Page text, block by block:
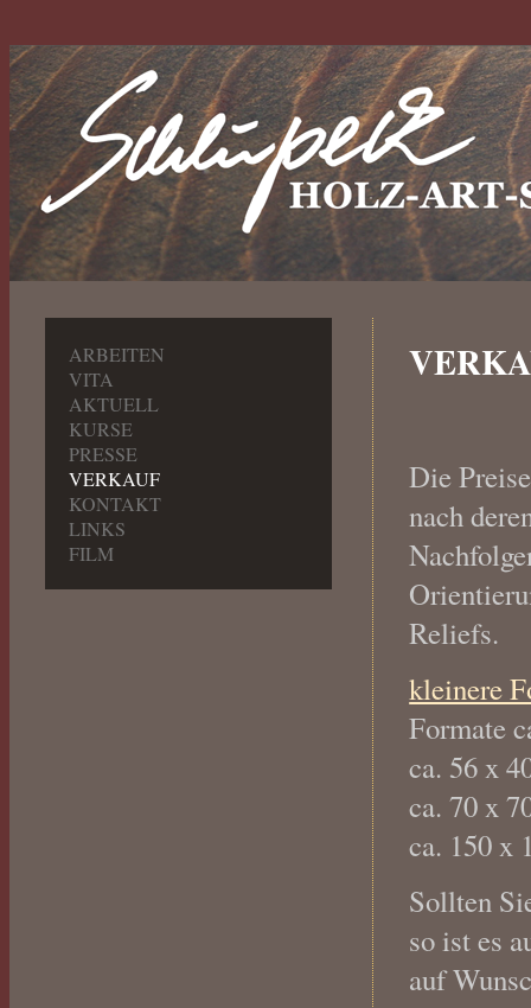
ARBEITEN
VITA
AKTUELL
KURSE
PRESSE
VERKAUF
KONTAKT
LINKS
FILM
Die
nach
Reliefs.
kleinere
Formate
ca. 56 x
ca. 70 x
ca. 150 x
Sollten
so ist es
auf